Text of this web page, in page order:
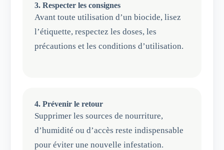
3. Respecter les consignes
Avant toute utilisation d’un biocide, lisez
l’étiquette, respectez les doses, les
précautions et les conditions d’utilisation.
4. Prévenir le retour
Supprimer les sources de nourriture,
d’humidité ou d’accès reste indispensable
pour éviter une nouvelle infestation.